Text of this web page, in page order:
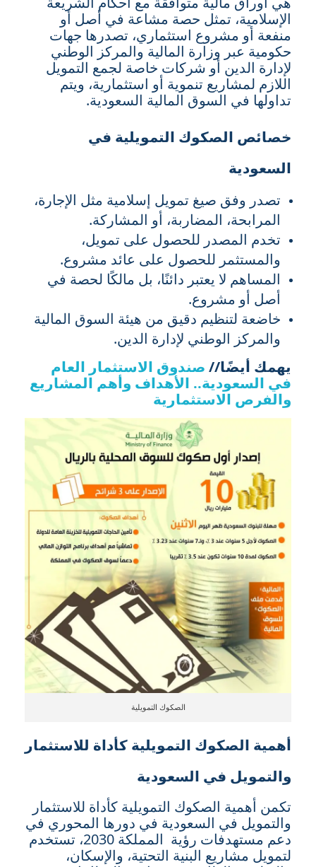
الإسلامية، تمثل حصة مشاعة في أصل أو
منفعة أو مشروع استثماري، تصدرها جهات
حكومية عبر وزارة المالية والمركز الوطني
لإدارة الدين أو شركات خاصة لجمع التمويل
اللازم لمشاريع تنموية أو استثمارية، ويتم
تداولها في السوق المالية السعودية.
خصائص الصكوك التمويلية في
السعودية
تصدر وفق صيغ تمويل إسلامية مثل الإجارة،
المرابحة، المضاربة، أو المشاركة.
تخدم المصدر للحصول على تمويل،
والمستثمر للحصول على عائد مشروع.
المساهم لا يعتبر دائنًا، بل مالكًا لحصة في
أصل أو مشروع.
خاضعة لتنظيم دقيق من هيئة السوق المالية
والمركز الوطني لإدارة الدين.
يهمك أيضًا// صندوق الاستثمار العام
في السعودية.. الأهداف وأهم المشاريع
والفرص الاستثمارية
الصكوك التمويلية
أهمية الصكوك التمويلية كأداة للاستثمار
والتمويل في السعودية
تكمن أهمية الصكوك التمويلية كأداة للاستثمار
والتمويل في السعودية في دورها المحوري في
دعم مستهدفات رؤية المملكة 2030، تستخدم
لتمويل مشاريع البنية التحتية، والإسكان،